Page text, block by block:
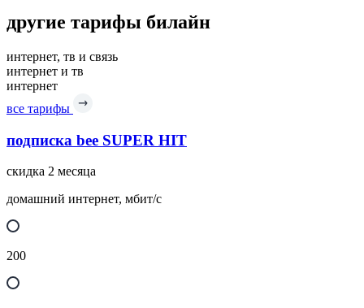
другие тарифы билайн
интернет, тв и связь
интернет и тв
интернет
все тарифы
подписка bee SUPER HIT
скидка 2 месяца
домашний интернет, мбит/с
200